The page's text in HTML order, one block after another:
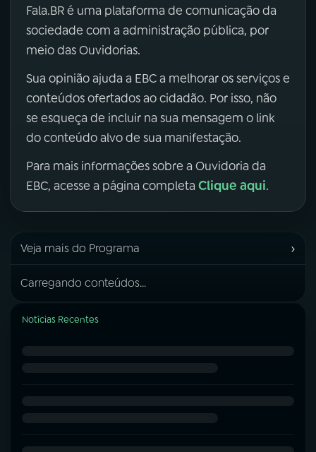
Fala.BR é uma plataforma de comunicação da
sociedade com a administração pública, por
meio das Ouvidorias.
Sua opinião ajuda a EBC a melhorar os serviços e
conteúdos ofertados ao cidadão. Por isso, não
se esqueça de incluir na sua mensagem o link
do conteúdo alvo de sua manifestação.
Para mais informações sobre a Ouvidoria da
EBC, acesse a página completa Clique aqui.
Veja mais do Programa ›
Carregando conteúdos...
Notícias Recentes